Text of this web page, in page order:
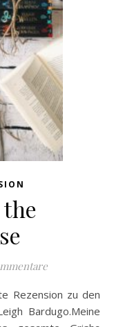
Bardugo.Meine